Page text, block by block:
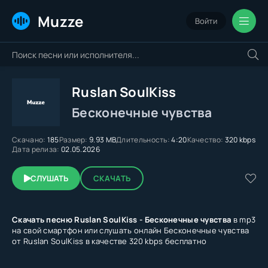
Muzze Войти
Ruslan SoulKiss
Бесконечные чувства
Скачано: 185Размер: 9.93 MBДлительность:4:20Качество: 320 kbps
Дата релиза: 02.05.2026
СЛУШАТЬ СКАЧАТЬ
Скачать песню Ruslan SoulKiss - Бесконечные чувства в mp3
на свой смартфон или слушать онлайн Бесконечные чувства
от Ruslan SoulKiss в качестве 320 kbps бесплатно